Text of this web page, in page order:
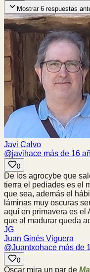
Mostrar 6 respuestas
Javi Calvo
@javihace más de 16
0
De los agrocybe que
tierra el pediades es el
que sea, además el
láminas muy oscuras
aquí en primavera es el
que al madurar queda
JG
Juan Ginés Viguera
@Juantxohace más de
0
Oscar mira un par de